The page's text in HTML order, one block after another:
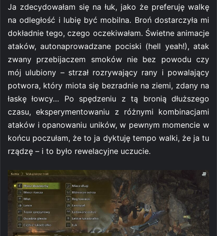
Ja zdecydowałam się na łuk, jako że preferuję walkę
na odległość i lubię być mobilna. Broń dostarczyła mi
dokładnie tego, czego oczekiwałam. Świetne animacje
ataków, autonaprowadzane pociski (hell yeah!), atak
zwany przebijaczem smoków nie bez powodu czy
mój ulubiony – strzał rozrywający rany i powalający
potwora, który miota się bezradnie na ziemi, zdany na
łaskę łowcy… Po spędzeniu z tą bronią dłuższego
czasu, eksperymentowaniu z różnymi kombinacjami
ataków i opanowaniu uników, w pewnym momencie w
końcu poczułam, że to ja dyktuję tempo walki, że ja tu
rządzę – i to było rewelacyjne uczucie.